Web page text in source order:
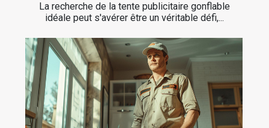
La recherche de la tente publicitaire gonflable
idéale peut s'avérer être un véritable défi,...